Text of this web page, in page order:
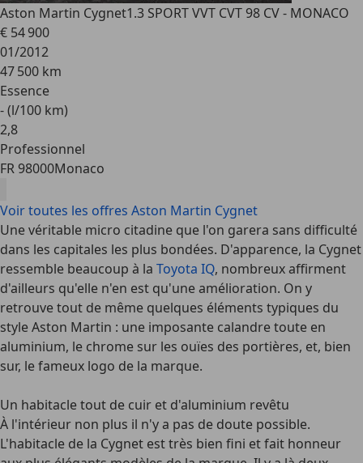
Aston Martin Cygnet1.3 SPORT VVT CVT 98 CV - MONACO
€ 54 900
01/2012
47 500 km
Essence
- (l/100 km)
2,8
Professionnel
FR 98000Monaco
Voir toutes les offres Aston Martin Cygnet
Une véritable micro citadine que l'on garera sans difficulté
dans les capitales les plus bondées. D'apparence, la Cygnet
ressemble beaucoup à la Toyota IQ, nombreux affirment
d'ailleurs qu'elle n'en est qu'une amélioration. On y
retrouve tout de même quelques éléments typiques du
style Aston Martin : une imposante calandre toute en
aluminium, le chrome sur les ouïes des portières, et, bien
sur, le fameux logo de la marque.
Un habitacle tout de cuir et d'aluminium revêtu
À l'intérieur non plus il n'y a pas de doute possible.
L'habitacle de la Cygnet est très bien fini et fait honneur